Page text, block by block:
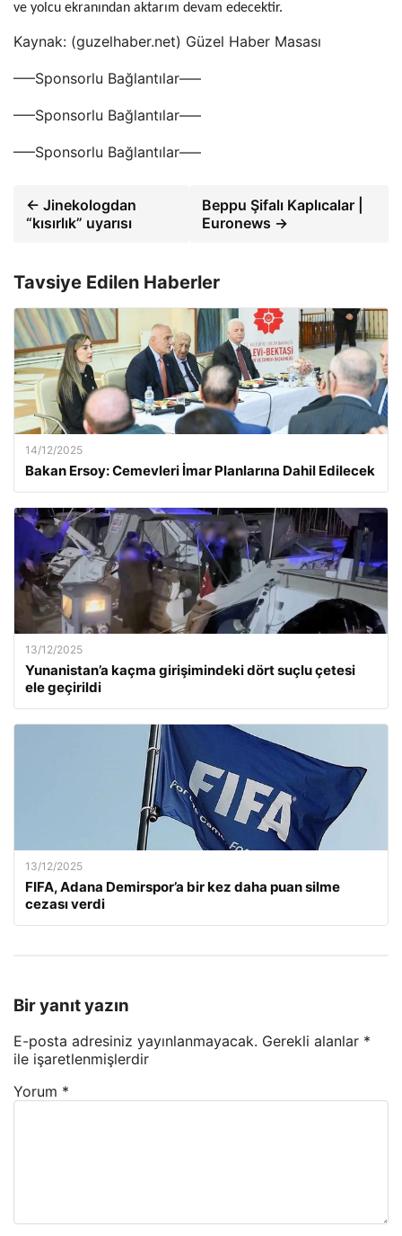
ve yolcu ekranından aktarım devam edecektir.
Kaynak: (guzelhaber.net) Güzel Haber Masası
—–Sponsorlu Bağlantılar—–
—–Sponsorlu Bağlantılar—–
—–Sponsorlu Bağlantılar—–
← Jinekologdan
“kısırlık” uyarısı
Beppu Şifalı Kaplıcalar |
Euronews →
Tavsiye Edilen Haberler
14/12/2025
Bakan Ersoy: Cemevleri İmar Planlarına Dahil Edilecek
13/12/2025
Yunanistan’a kaçma girişimindeki dört suçlu çetesi
ele geçirildi
13/12/2025
FIFA, Adana Demirspor’a bir kez daha puan silme
cezası verdi
Bir yanıt yazın
E-posta adresiniz yayınlanmayacak. Gerekli alanlar *
ile işaretlenmişlerdir
Yorum *